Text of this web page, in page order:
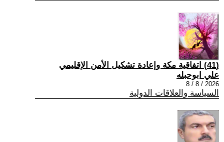
(41) اتفاقية مكة وإعادة تشكيل الأمن الإقليمي
علي ابوحبله
2026 / 8 / 8
السياسة والعلاقات الدولية